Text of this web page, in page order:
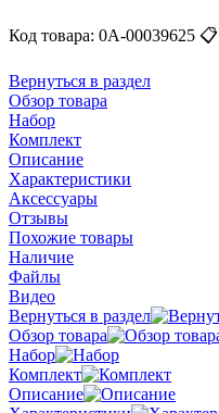
Код товара: 0А-00039625 📋
Вернуться в раздел
Обзор товара
Набор
Комплект
Описание
Характеристики
Аксессуары
Отзывы
Похожие товары
Наличие
Файлы
Видео
Вернуться в раздел
Обзор товара
Набор
Комплект
Описание